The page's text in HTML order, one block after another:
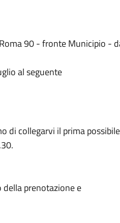
90 - fronte Municipio -
al seguente
di collegarvi il prima
prenotazione e